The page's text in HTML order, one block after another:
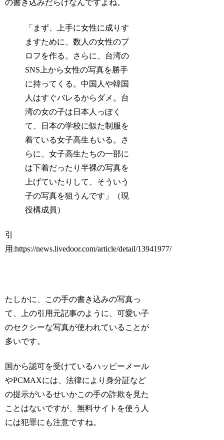
の書き込みだらけなんですよね。
「まず、上手に女性に成りす
ますために、数人の女性のプ
ロフを作る。さらに、台湾の
SNS上から女性の写真を勝手
に持ってくる。中国人や韓国
人はすぐバレるからダメ。台
湾の女の子は日本人っぽく
て、日本の学校に似た制服を
着ている女子高生もいる。さ
らに、女子高生たちの一部に
は下着だったり半裸の写真を
上げていたりして、そういう
子の写真を狙うんです」（現
役構成員）
引
用:https://news.livedoor.com/article/detail/13941977/
たしかに、この手の書き込みの写真っ
て、上の引用元記事のように、可愛い子
のセクシーな写真が使われていることが
多いです。
国から認可を受けているハッピーメール
やPCMAXには、法律により身分証など
の提示がいるせいかこの手の詐欺を見た
ことはないですが、無料サイトを使う人
には犯罪にも注意ですね。